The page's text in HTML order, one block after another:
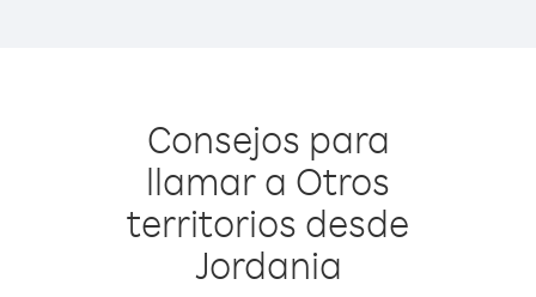
Consejos para
llamar a Otros
territorios desde
Jordania